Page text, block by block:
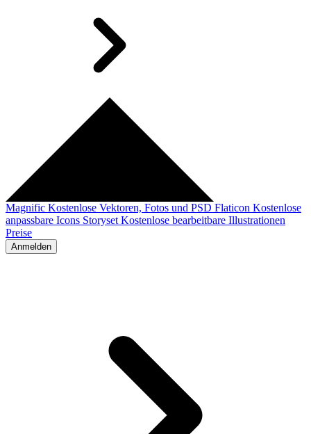
Magnific Kostenlose Vektoren, Fotos und PSD Flaticon Kostenlose
anpassbare Icons Storyset Kostenlose bearbeitbare Illustrationen
Preise
Anmelden